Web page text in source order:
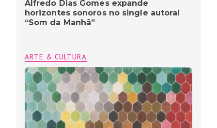
Alfredo Dias Gomes expande
horizontes sonoros no single autoral
“Som da Manhã”
ARTE & CULTURA